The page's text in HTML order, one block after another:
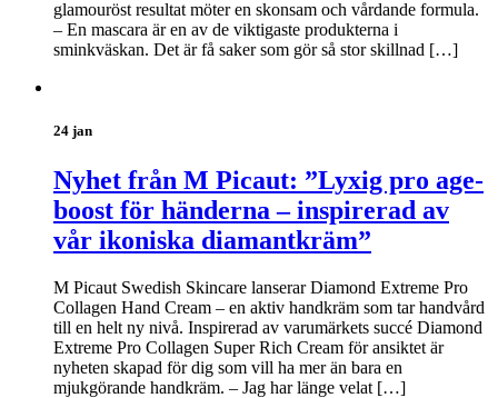
glamouröst resultat möter en skonsam och vårdande formula.
– En mascara är en av de viktigaste produkterna i
sminkväskan. Det är få saker som gör så stor skillnad […]
24 jan
Nyhet från M Picaut: ”Lyxig pro age-
boost för händerna – inspirerad av
vår ikoniska diamantkräm”
M Picaut Swedish Skincare lanserar Diamond Extreme Pro
Collagen Hand Cream – en aktiv handkräm som tar handvård
till en helt ny nivå. Inspirerad av varumärkets succé Diamond
Extreme Pro Collagen Super Rich Cream för ansiktet är
nyheten skapad för dig som vill ha mer än bara en
mjukgörande handkräm. – Jag har länge velat […]